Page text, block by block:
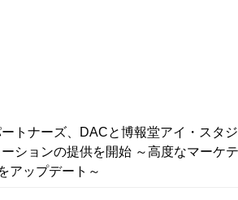
トナーズ、DACと博報堂アイ・スタ
ションの提供を開始 ～高度なマーケ
アップデート～